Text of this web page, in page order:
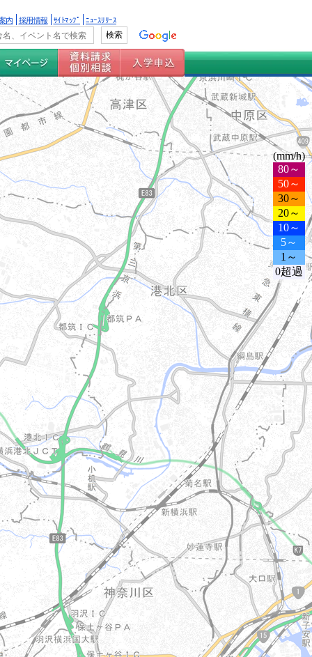
内 採用情報 ｻｲﾄﾏｯﾌﾟ ﾆｭｰｽﾘﾘｰｽ
(mm/h)
80～
50～
30～
20～
10～
5～
1～
0超過